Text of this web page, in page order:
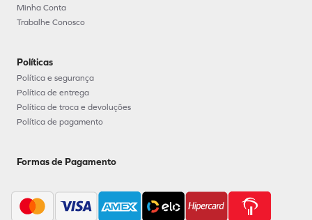
Minha Conta
Trabalhe Conosco
Políticas
Política e segurança
Política de entrega
Política de troca e devoluções
Política de pagamento
Formas de Pagamento